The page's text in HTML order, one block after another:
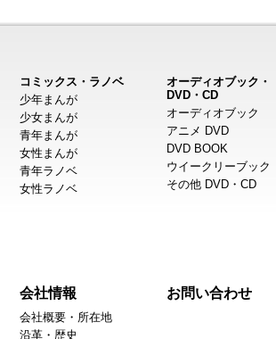
コミックス・ラノベ
少年まんが
少女まんが
青年まんが
女性まんが
青年ラノベ
女性ラノベ
オーディオブック・
DVD・CD
オーディオブック
アニメ DVD
DVD BOOK
ウイークリーブック
その他 DVD・CD
会社情報
会社概要・所在地
沿革・歴史
お問い合わせ